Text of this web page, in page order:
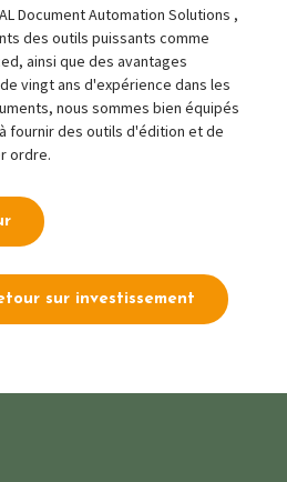
Document Automation Solutions ,
des outils puissants comme
ainsi que des avantages
vingt ans d'expérience dans les
nous sommes bien équipés
fournir des outils d'édition et de
ordre.
sur investissement